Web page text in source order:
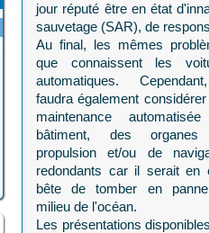
jour réputé être en état
sauvetage (SAR), de
Au final, les mêmes
que connaissent les
automatiques.
faudra également
maintenance
bâtiment, des
propulsion et/ou de
redondants car il serait en
bête de tomber en
milieu de l'océan.
Les présentations